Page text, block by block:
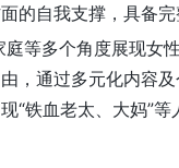
的自我支撑，具备
庭等多个角度展现女
，通过多元化内容
“铁血老太、大妈”